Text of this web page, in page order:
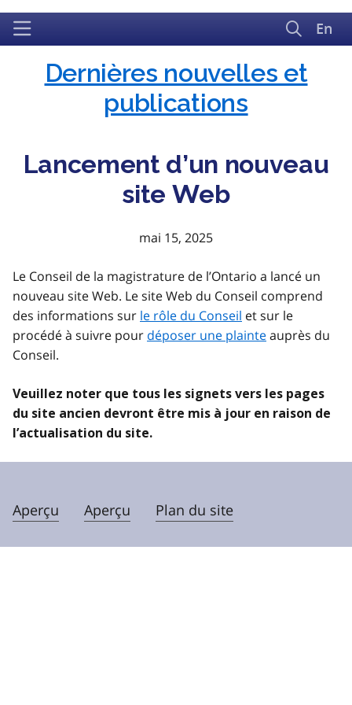
En
Catégories
Dernières nouvelles et
publications
Lancement d’un nouveau
site Web
mai 15, 2025
Le Conseil de la magistrature de l’Ontario a lancé un
nouveau site Web. Le site Web du Conseil comprend
des informations sur le rôle du Conseil et sur le
procédé à suivre pour déposer une plainteauprès du
Conseil.
Veuillez noter que tous les signets vers les pages
du site ancien devront être mis à jour en raison de
l’actualisation du site.
Aperçu Aperçu Plan du site